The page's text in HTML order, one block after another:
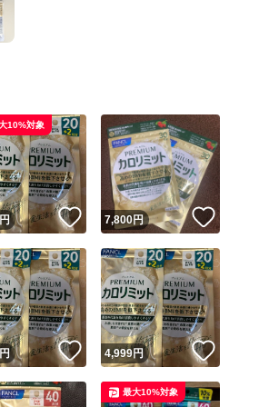
円 いいね！
10%対象
7,800円 いいね！
円 いいね！
4,999円
最大10%対象